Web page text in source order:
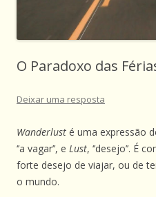
O Paradoxo das
Deixar uma resposta
Wanderlust é uma expressão
‘’a vagar’’, e Lust, ‘’desejo’’.
forte desejo de viajar, ou de
o mundo.